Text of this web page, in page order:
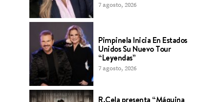
7 agosto, 2026
Pimpinela Inicia En Estados
Unidos Su Nuevo Tour
“Leyendas”
7 agosto, 2026
R.Cela presenta “Máquina